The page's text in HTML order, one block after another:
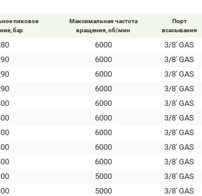
пиковое
бар
Максимальная частота
вращения, об/мин
Порт
всасывания
6000
3/8' GAS
6000
3/8' GAS
6000
3/8' GAS
6000
3/8' GAS
6000
3/8' GAS
6000
3/8' GAS
6000
3/8' GAS
6000
3/8' GAS
6000
3/8' GAS
5000
3/8' GAS
5000
3/8' GAS